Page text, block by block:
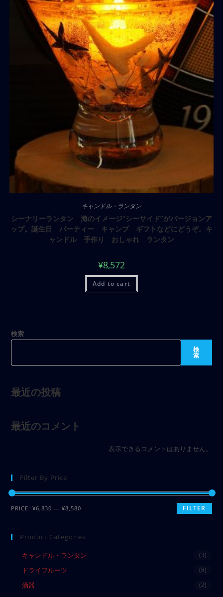
キャンドル・ランタン
シーナリーランタン 海のイメージ“シーサイド”がバージョンア
ップ。誕生日 パーティー キャンプ ギフトなどにどうぞ。キ
ャンドル 手作り おしゃれ ランタン
¥8,572
Add to cart
検索
検
索
最近の投稿
最近のコメント
表示できるコメントはありません。
Filter By Price
FILTER
PRICE:¥6,830 —¥8,580
Product Categories
キャンドル・ランタン (3)
ドライフルーツ (8)
酒器 (2)